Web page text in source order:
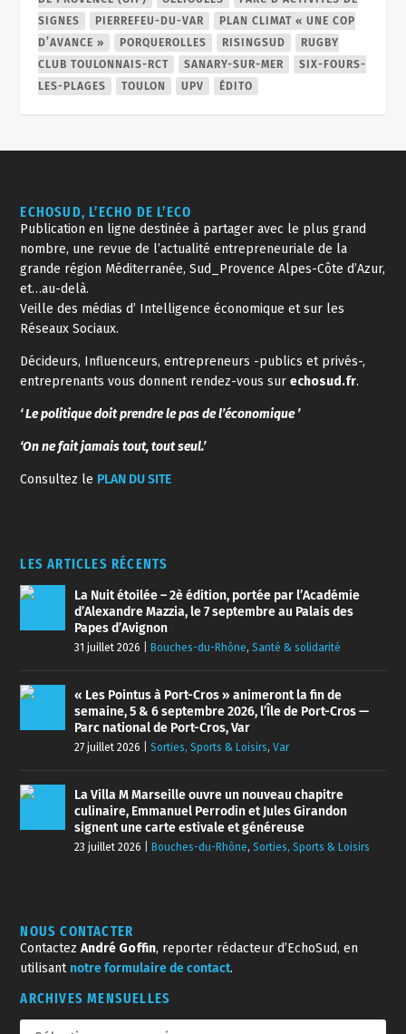
SIGNES
PIERREFEU-DU-VAR
PLAN CLIMAT « UNE COP
D’AVANCE »
PORQUEROLLES RISINGSUD
RUGBY
CLUB TOULONNAIS-RCT
SANARY-SUR-MER
SIX-FOURS-
LES-PLAGES
TOULON UPV ÉDITO
ECHOSUD, L’ECHO DE L’ECO
Publication en ligne destinée à partager avec le plus grand
nombre, une revue de l’actualité entrepreneuriale de la
grande région Méditerranée, Sud_Provence Alpes-Côte d’Azur,
et…au-delà.
Veille des médias d’ Intelligence économique et sur les
Réseaux Sociaux.
Décideurs, Influenceurs, entrepreneurs -publics et privés-,
entreprenants vous donnent rendez-vous surechosud.fr.
‘ Le politique doit prendre le pas de l’économique ’
‘On ne fait jamais tout, tout seul.’
Consultez le PLAN DU SITE
LES ARTICLES RÉCENTS
La Nuit étoilée – 2è édition, portée par l’Académie
d’Alexandre Mazzia, le 7 septembre au Palais des
Papes d’Avignon
31 juillet 2026 Bouches-du-Rhône,Santé & solidarité
« Les Pointus à Port-Cros » animeront la fin de
semaine, 5 & 6 septembre 2026, l’Île de Port-Cros —
Parc national de Port-Cros, Var
27 juillet 2026 |Sorties, Sports & Loisirs,Var
La Villa M Marseille ouvre un nouveau chapitre
culinaire, Emmanuel Perrodin et Jules Girandon
signent une carte estivale et généreuse
23 juillet 2026 Bouches-du-Rhône,Sorties, Sports & Loisirs
NOUS CONTACTER
ContactezAndré Goffin, reporter rédacteur d’EchoSud, en
utilisant notre formulaire de contact.
ARCHIVES MENSUELLES